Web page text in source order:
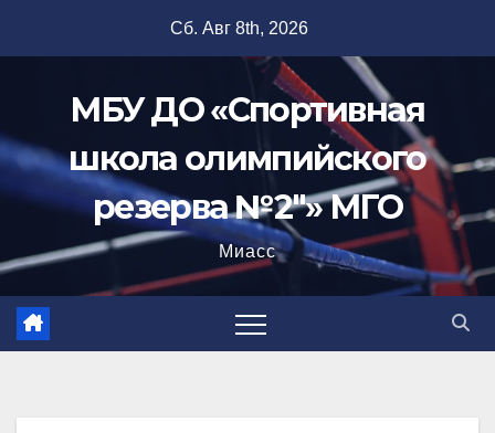
Сб. Авг 8th, 2026
МБУ ДО «Спортивная
школа олимпийского
резерва №2"» МГО
Миасс